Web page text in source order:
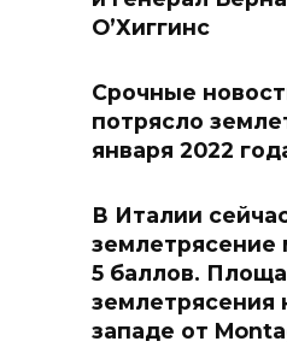
О’Хиггинс
Срочные
потрясло
января 2022
В Италии
землетрясение
5 баллов.
землетрясения
западе от